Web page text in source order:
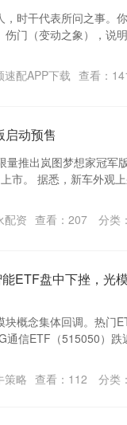
时干代表所问之事。
门（变动之象），说
速配APP下载 查看：
启动预售
推出岚图梦想家冠军
市。 据悉，新车外观
配资 查看： 207 分类：
ETF盘中下挫，光
概念集体回调。热门
通信ETF（515050）跌
策略 查看： 112 分类：